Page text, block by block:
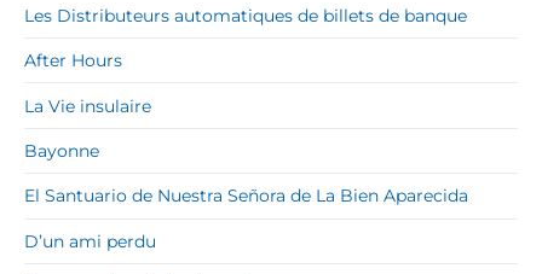
Les Distributeurs automatiques de billets de banque
After Hours
La Vie insulaire
Bayonne
El Santuario de Nuestra Señora de La Bien Aparecida
D’un ami perdu